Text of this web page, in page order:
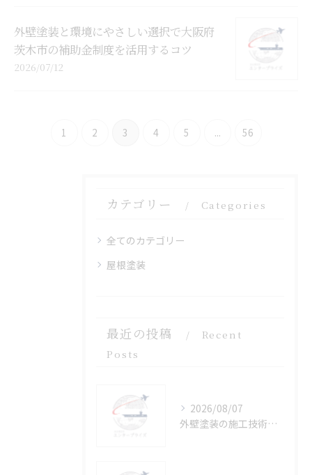
外壁塗装と環境にやさしい選択で大阪府
茨木市の補助金制度を活用するコツ
2026/07/12
1 2 3 4 5 ... 56
カテゴリー Categories
全てのカテゴリー
屋根塗装
最近の投稿
Recent
Posts
2026/08/07
外壁塗装の施工技術を徹底解説し工程や工法の比較で失敗を防ぐ実践ガイド